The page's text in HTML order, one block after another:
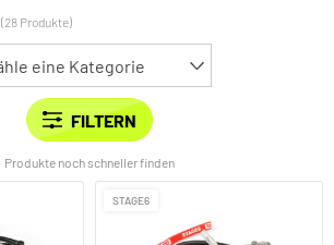
(28 Produkte)
Produkte noch schneller finden
STAGE6